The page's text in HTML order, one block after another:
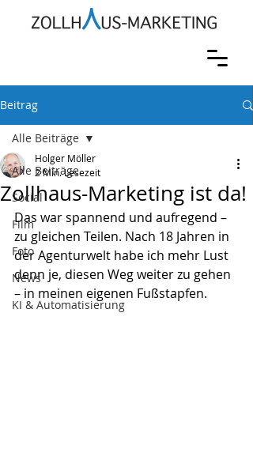
Beitrag
Alle Beiträge
Social
Film
Foto
News
KI & Automatisierung
Alle Beiträge
Zollhaus-Marketing ist da!
Holger Möller
2 Min. Lesezeit
Das war spannend und aufregend –
zu gleichen Teilen. Nach 18 Jahren in
der Agenturwelt habe ich mehr Lust
denn je, diesen Weg weiter zu gehen
– in meinen eigenen Fußstapfen.